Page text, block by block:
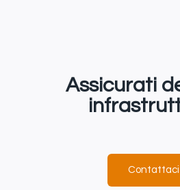
Assicurati
Contattaci